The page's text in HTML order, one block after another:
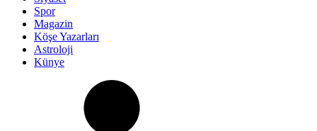
Spor
Magazin
Köşe Yazarları
Astroloji
Künye